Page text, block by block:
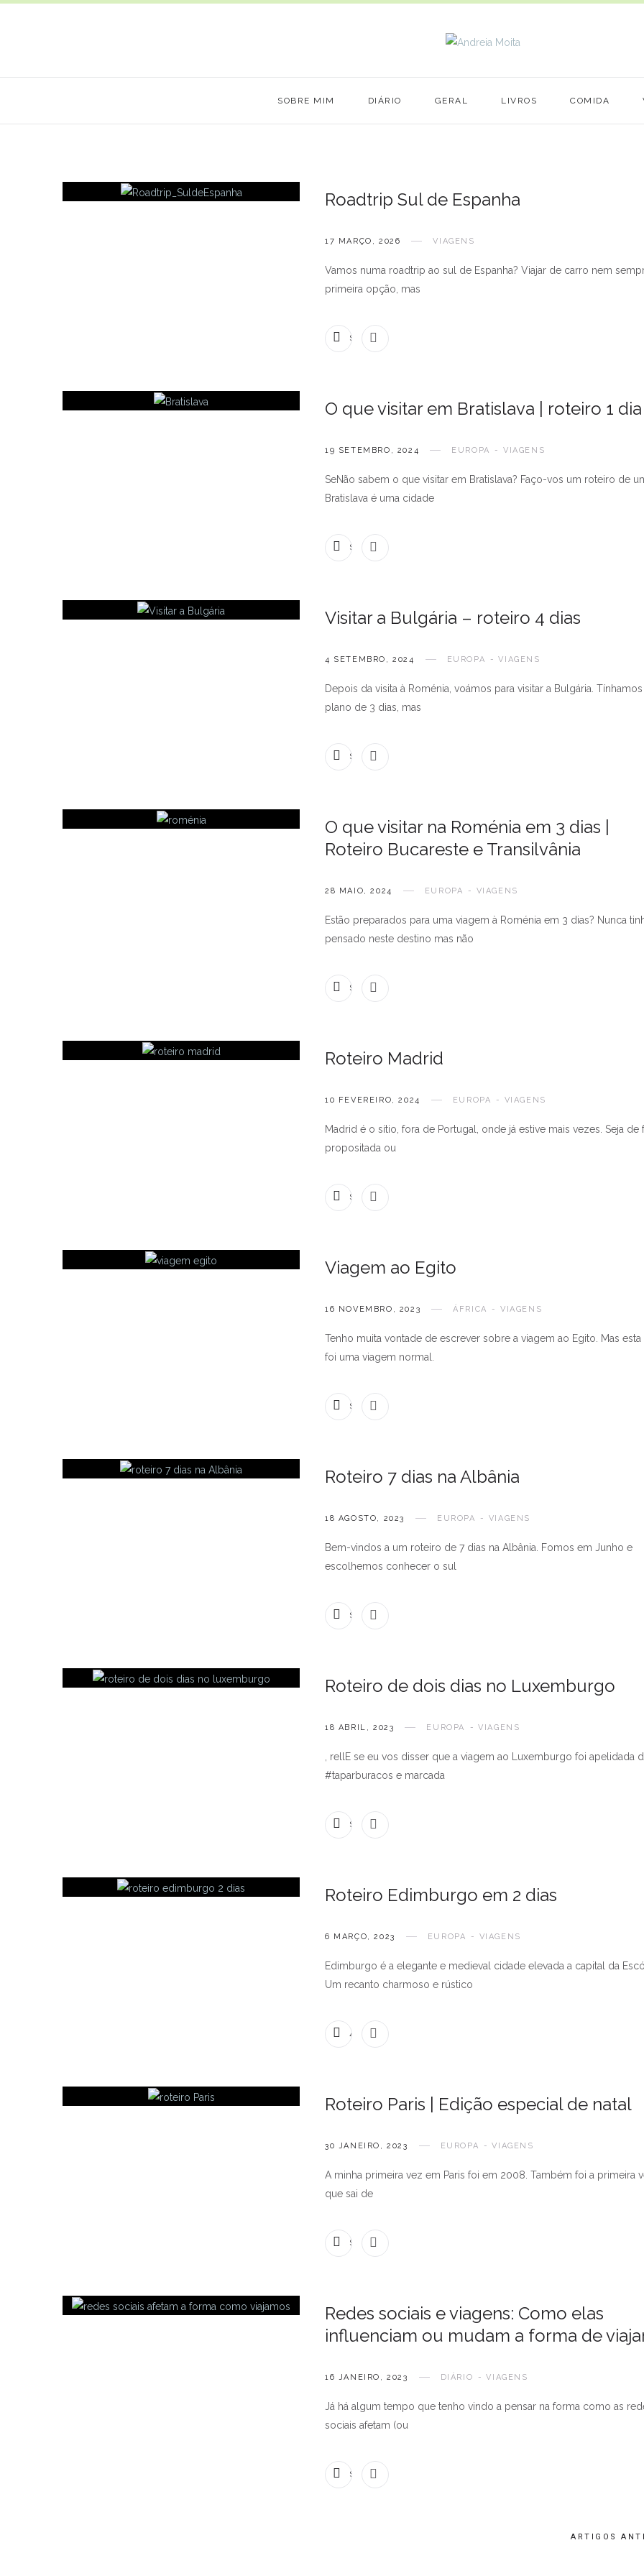
SOBRE MIM DIÁRIO GERAL LIVROS COMIDA
Roadtrip Sul de Espanha
17 MARÇO, 2026 VIAGENS
Vamos numa roadtrip ao sul de Espanha? Viajar de carro nem
primeira opção, mas
SEM COMENTÁRIOS
O que visitar em Bratislava | roteiro 1 dia
19 SETEMBRO, 2024 EUROPA VIAGENS
SeNão sabem o que visitar em Bratislava? Faço-vos um roteiro de
Bratislava é uma cidade
SEM COMENTÁRIOS
Visitar a Bulgária – roteiro 4 dias
4 SETEMBRO, 2024 EUROPA VIAGENS
Depois da visita à Roménia, voámos para visitar a Bulgária.
plano de 3 dias, mas
SEM COMENTÁRIOS
O que visitar na Roménia em 3 dias |
Roteiro Bucareste e Transilvânia
28 MAIO, 2024 EUROPA VIAGENS
Estão preparados para uma viagem à Roménia em 3 dias? Nunca
pensado neste destino mas não
SEM COMENTÁRIOS
Roteiro Madrid
10 FEVEREIRO, 2024 EUROPA VIAGENS
Madrid é o sítio, fora de Portugal, onde já estive mais vezes. Seja de
propositada ou
SEM COMENTÁRIOS
Viagem ao Egito
16 NOVEMBRO, 2023 ÁFRICA VIAGENS
Tenho muita vontade de escrever sobre a viagem ao Egito. Mas esta
foi uma viagem normal.
SEM COMENTÁRIOS
Roteiro 7 dias na Albânia
18 AGOSTO, 2023 EUROPA VIAGENS
Bem-vindos a um roteiro de 7 dias na Albânia. Fomos em Junho e
escolhemos conhecer o sul
SEM COMENTÁRIOS
Roteiro de dois dias no Luxemburgo
18 ABRIL, 2023 EUROPA VIAGENS
, rellE se eu vos disser que a viagem ao Luxemburgo foi apelidada
#taparburacos e marcada
SEM COMENTÁRIOS
Roteiro Edimburgo em 2 dias
6 MARÇO, 2023 EUROPA VIAGENS
Edimburgo é a elegante e medieval cidade elevada a capital da
Um recanto charmoso e rústico
4 COMENTÁRIOS
Roteiro Paris | Edição especial de natal
30 JANEIRO, 2023 EUROPA VIAGENS
A minha primeira vez em Paris foi em 2008. Também foi a primeira
que sai de
SEM COMENTÁRIOS
Redes sociais e viagens: Como elas
influenciam ou mudam a forma de
16 JANEIRO, 2023 DIÁRIO VIAGENS
Já há algum tempo que tenho vindo a pensar na forma como as
sociais afetam (ou
SEM COMENTÁRIOS
ARTIGOS